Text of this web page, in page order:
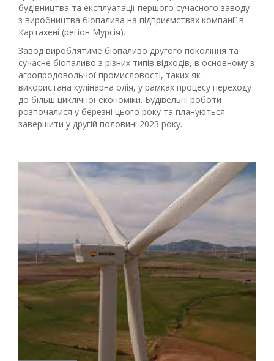
будівництва та експлуатації першого сучасного заводу
з виробництва біопалива на підприємствах компанії в
Картахені (регіон Мурсія).
Завод вироблятиме біопаливо другого покоління та
сучасне біопаливо з різних типів відходів, в основному з
агропродовольчої промисловості, таких як
використана кулінарна олія, у рамках процесу переходу
до більш циклічної економіки. Будівельні роботи
розпочалися у березні цього року та плануються
завершити у другій половині 2023 року.